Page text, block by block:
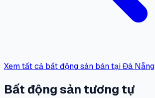
Xem tất cả bất động sản bán tại Đà Nẵng
Bất động sản tương tự